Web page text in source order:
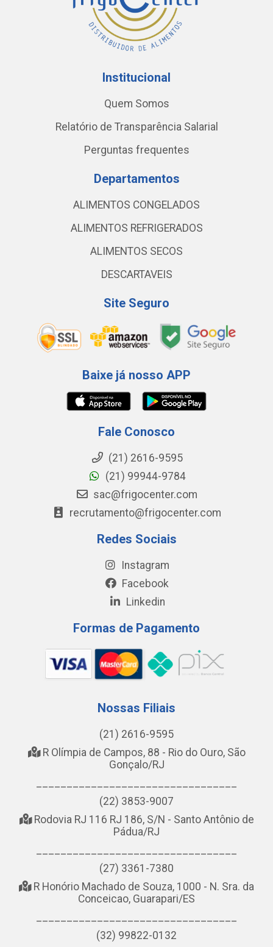
Institucional
Quem Somos
Relatório de Transparência Salarial
Perguntas frequentes
Departamentos
ALIMENTOS CONGELADOS
ALIMENTOS REFRIGERADOS
ALIMENTOS SECOS
DESCARTAVEIS
Site Seguro
Baixe já nosso APP
Fale Conosco
(21) 2616-9595
(21) 99944-9784
sac@frigocenter.com
recrutamento@frigocenter.com
Redes Sociais
Instagram
Facebook
Linkedin
Formas de Pagamento
Nossas Filiais
(21) 2616-9595
R Olímpia de Campos, 88 - Rio do Ouro, São
Gonçalo/RJ
(22) 3853-9007
Rodovia RJ 116 RJ 186, S/N - Santo Antônio de
Pádua/RJ
(27) 3361-7380
R Honório Machado de Souza, 1000 - N. Sra. da
Conceicao, Guarapari/ES
(32) 99822-0132